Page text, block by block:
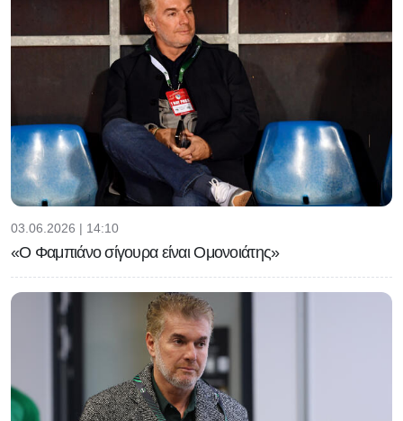
03.06.2026 | 14:10
«Ο Φαμπιάνο σίγουρα είναι Ομονοιάτης»